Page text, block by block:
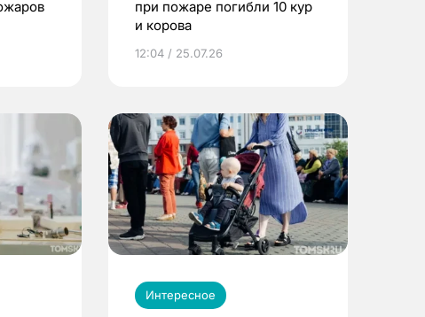
при пожаре погибли 10 кур
и корова
12:04 / 25.07.26
Интересное